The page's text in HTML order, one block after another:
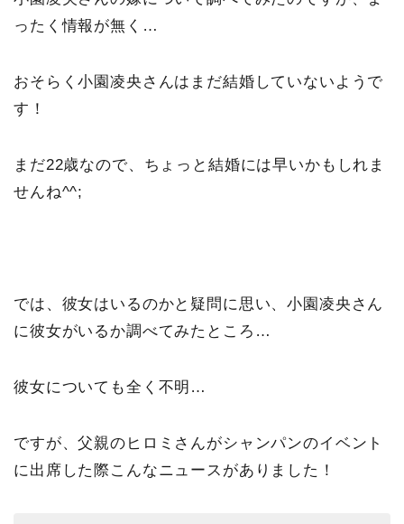
ったく情報が無く…
おそらく小園凌央さんはまだ結婚していないようで
す！
まだ22歳なので、ちょっと結婚には早いかもしれま
せんね^^;
では、彼女はいるのかと疑問に思い、小園凌央さん
に彼女がいるか調べてみたところ…
彼女についても全く不明…
ですが、父親のヒロミさんがシャンパンのイベント
に出席した際こんなニュースがありました！